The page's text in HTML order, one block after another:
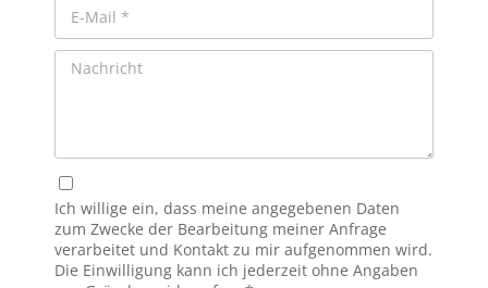
Ich willige ein, dass meine angegebenen Daten
zum Zwecke der Bearbeitung meiner Anfrage
verarbeitet und Kontakt zu mir aufgenommen wird.
Die Einwilligung kann ich jederzeit ohne Angaben